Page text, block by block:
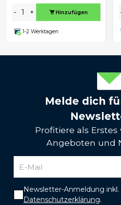
- + Hinzufügen
1-2 Werktagen
Melde dich
Profitiere als Erstes
Angeboten und
Newsletter-Anmeldung
Datenschutzerklärung.